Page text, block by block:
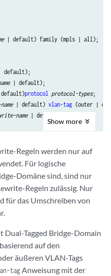
| default) family (mpls | all);
| default);
protocol protocol-types;
| default) vlan-tag (outer |
name | default);
Show more
Regeln werden nur auf
Für logische
Domäne sind, sind nur
Regeln zulässig. Nur
für das Umschreiben von
Dual-Tagged Bridge-Domain
auf den
äußeren VLAN-Tags
tagAnweisung mit der